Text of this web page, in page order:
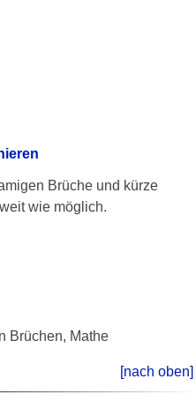
Brüche und kürze
wie möglich.
Brüchen, Mathe
[nach oben]